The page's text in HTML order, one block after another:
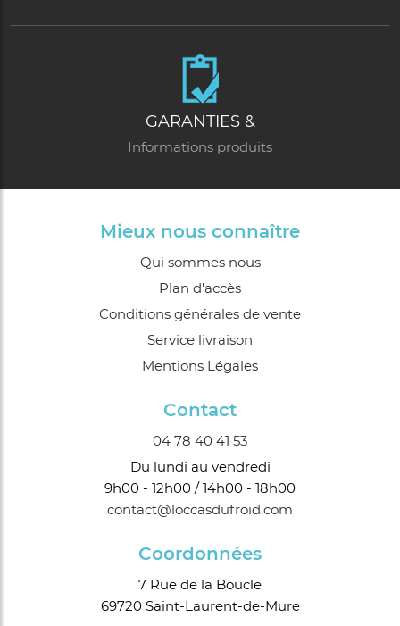
GARANTIES &
Informations produits
Mieux nous connaître
Qui sommes nous
Plan d'accès
Conditions générales de vente
Service livraison
Mentions Légales
Contact
04 78 40 41 53
Du lundi au vendredi
9h00 - 12h00 / 14h00 - 18h00
contact@loccasdufroid.com
Coordonnées
7 Rue de la Boucle
69720 Saint-Laurent-de-Mure